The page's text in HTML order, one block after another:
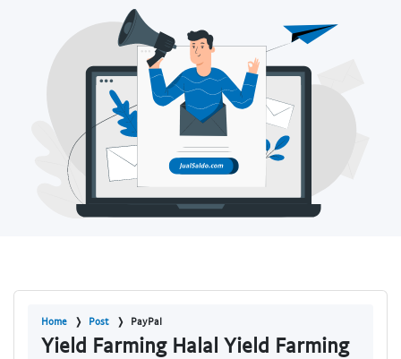
Home Post PayPal
Yield Farming Halal Yield Farming